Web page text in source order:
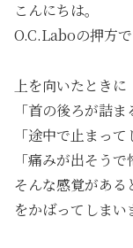
こんにちは。
O.C.Laboの押方で
上を向いたときに
「首の後ろが詰ま
「途中で止まって
「痛みが出そうで
そんな感覚があ
をかばってしまい